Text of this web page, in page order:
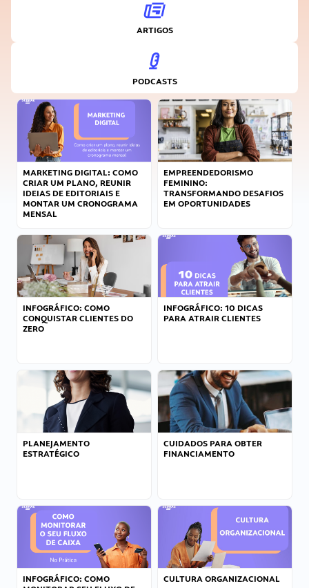
ARTIGOS
PODCASTS
MARKETING DIGITAL: COMO
CRIAR UM PLANO, REUNIR
IDEIAS DE EDITORIAIS E
MONTAR UM CRONOGRAMA
MENSAL
EMPREENDEDORISMO
FEMININO:
TRANSFORMANDO DESAFIOS
EM OPORTUNIDADES
INFOGRÁFICO: COMO
CONQUISTAR CLIENTES DO
ZERO
INFOGRÁFICO: 10 DICAS
PARA ATRAIR CLIENTES
PLANEJAMENTO
ESTRATÉGICO
CUIDADOS PARA OBTER
FINANCIAMENTO
INFOGRÁFICO: COMO
CULTURA ORGANIZACIONAL